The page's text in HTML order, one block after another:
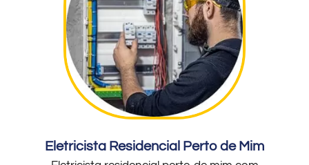
Eletricista Residencial Perto de Mim